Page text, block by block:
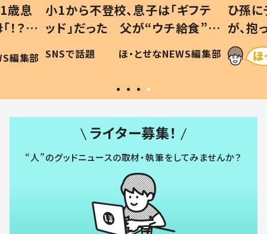
歳息
？」
編集部
小1から不登校、息子は「ギフテ
ッド」だった 父が“ウチ給食”を
作り続ける理由とは #令和の親
#令和の子
SNSで話題 ほ・とせなNEWS編集部
ひ孫
が、
「涙が
い」
ライター募集！
“人”のグッドニュースの取材・執筆をしてみませんか？